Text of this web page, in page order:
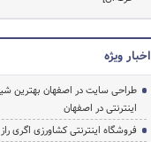
اخبار ویژه
طراحی سایت در اصفهان بهترین
اینترنتی در اصفهان
فروشگاه اینترنتی کشاورزی اگری راز